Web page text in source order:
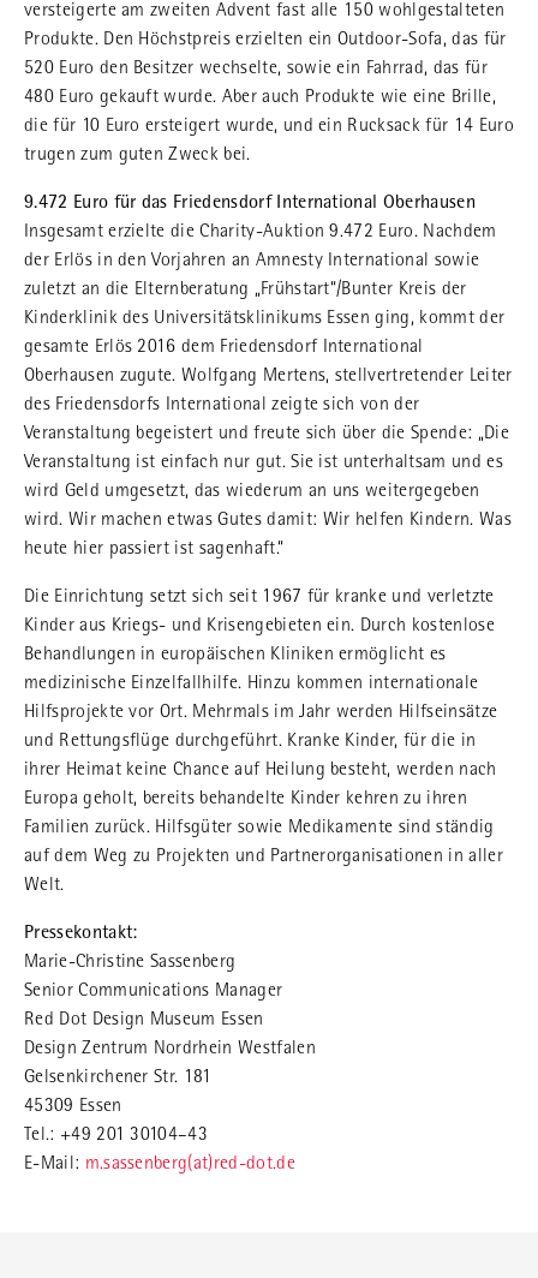
versteigerte am zweiten Advent fast alle 150 wohlgestalteten
Produkte. Den Höchstpreis erzielten ein Outdoor-Sofa, das für
520 Euro den Besitzer wechselte, sowie ein Fahrrad, das für
480 Euro gekauft wurde. Aber auch Produkte wie eine Brille,
die für 10 Euro ersteigert wurde, und ein Rucksack für 14 Euro
trugen zum guten Zweck bei.
9.472 Euro für das Friedensdorf International Oberhausen
Insgesamt erzielte die Charity-Auktion 9.472 Euro. Nachdem
der Erlös in den Vorjahren an Amnesty International sowie
zuletzt an die Elternberatung „Frühstart“/Bunter Kreis der
Kinderklinik des Universitätsklinikums Essen ging, kommt der
gesamte Erlös 2016 dem Friedensdorf International
Oberhausen zugute. Wolfgang Mertens, stellvertretender Leiter
des Friedensdorfs International zeigte sich von der
Veranstaltung begeistert und freute sich über die Spende: „Die
Veranstaltung ist einfach nur gut. Sie ist unterhaltsam und es
wird Geld umgesetzt, das wiederum an uns weitergegeben
wird. Wir machen etwas Gutes damit: Wir helfen Kindern. Was
heute hier passiert ist sagenhaft.“
Die Einrichtung setzt sich seit 1967 für kranke und verletzte
Kinder aus Kriegs- und Krisengebieten ein. Durch kostenlose
Behandlungen in europäischen Kliniken ermöglicht es
medizinische Einzelfallhilfe. Hinzu kommen internationale
Hilfsprojekte vor Ort. Mehrmals im Jahr werden Hilfseinsätze
und Rettungsflüge durchgeführt. Kranke Kinder, für die in
ihrer Heimat keine Chance auf Heilung besteht, werden nach
Europa geholt, bereits behandelte Kinder kehren zu ihren
Familien zurück. Hilfsgüter sowie Medikamente sind ständig
auf dem Weg zu Projekten und Partnerorganisationen in aller
Welt.
Pressekontakt:
Marie-Christine Sassenberg
Senior Communications Manager
Red Dot Design Museum Essen
Design Zentrum Nordrhein Westfalen
Gelsenkirchener Str. 181
45309 Essen
Tel.: +49 201 30104–43
E-Mail: m.sassenberg(at)red-dot.de